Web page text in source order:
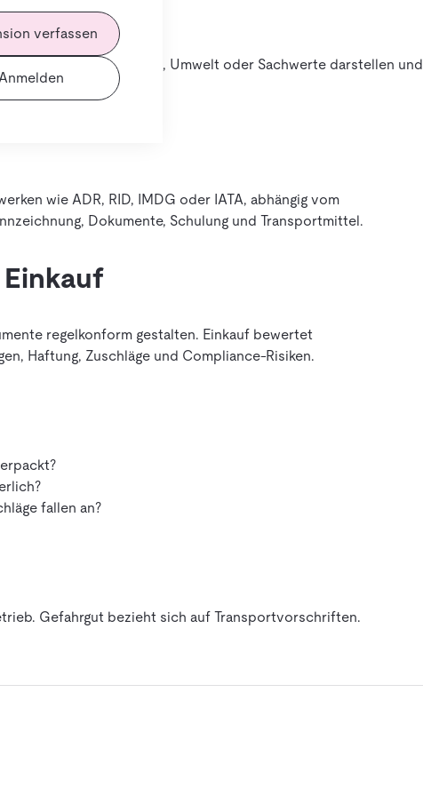
verfassen
Risiken für Menschen, Umwelt oder Sachwerte darstellen und
wie ADR, RID, IMDG oder IATA, abhängig vom
Dokumente, Schulung und Transportmittel.
regelkonform gestalten. Einkauf bewertet
Haftung, Zuschläge und Compliance-Risiken.
fallen an?
Gefahrgut bezieht sich auf Transportvorschriften.